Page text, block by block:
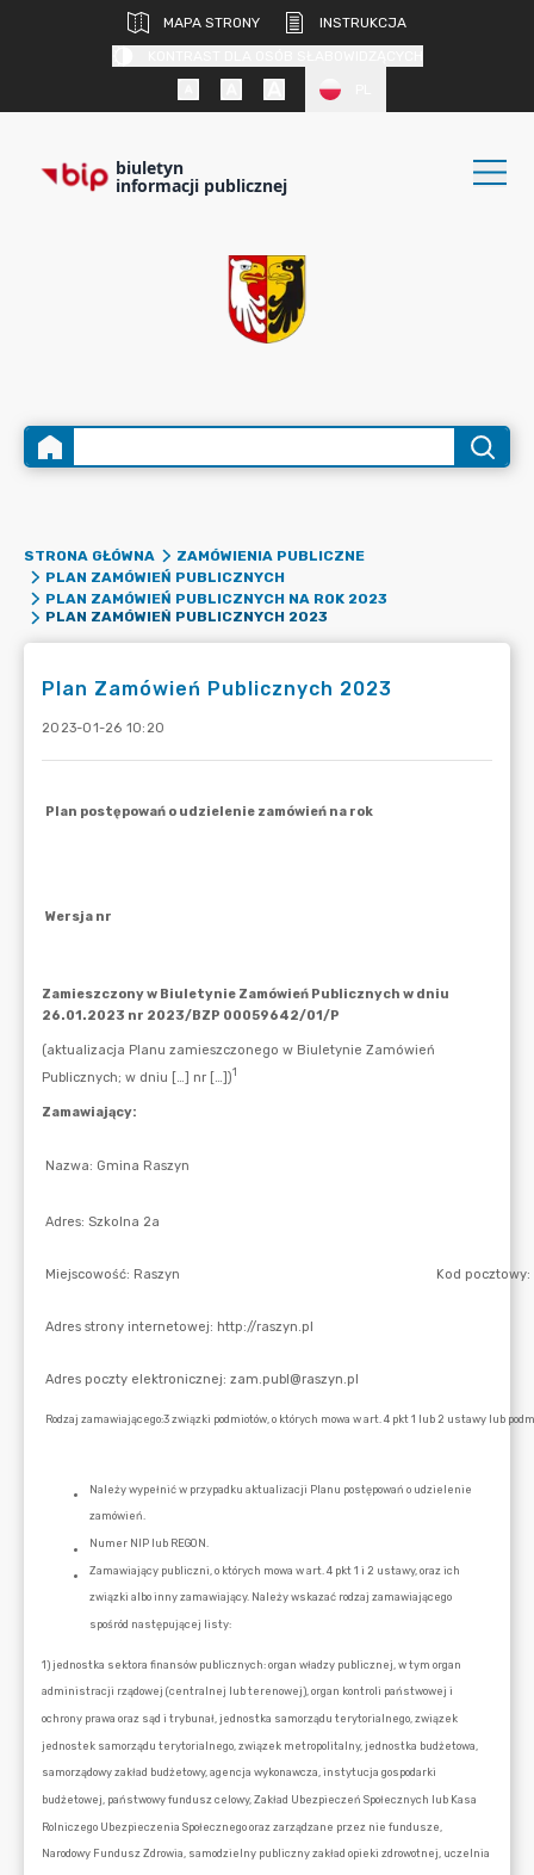
MAPA STRONY
INSTRUKCJA
biuletyn
informacji publicznej
STRONA GŁÓWNA
ZAMÓWIENIA PUBLICZNE
PLAN ZAMÓWIEŃ PUBLICZNYCH
PLAN ZAMÓWIEŃ PUBLICZNYCH NA ROK 2023
PLAN ZAMÓWIEŃ PUBLICZNYCH 2023
Plan Zamówień Publicznych 2023
2023-01-26 10:20